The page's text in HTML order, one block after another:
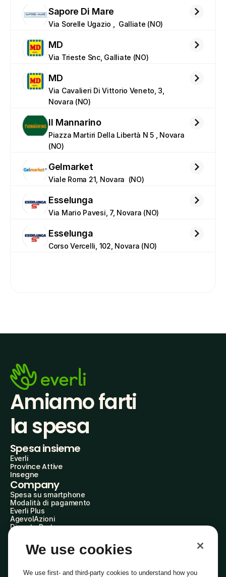
Sapore Di Mare
Via Sorelle Ugazio ,  Galliate (NO)
MD
Via Trieste Snc, Galliate (NO)
MD
Via Cavalieri Di Vittorio Veneto, 3,
Novara (NO)
Il Mannarino
Piazza Martiri Della Libertà N 5 , Novara
(NO)
Gelmarket
Viale Roma 21, Novara  (NO)
Esselunga
Via Mario Pavesi, 7, Novara (NO)
Esselunga
Corso Vercelli, 102, Novara (NO)
Amiamo farti
la spesa
Spesa insieme
Everli
Province Attive
Insegne
Company
Spesa su smartphone
Modalità di pagamento
Everli Plus
AgevolAzioni
Diventa Partner
Everli Shoppers
About Us
Everli News
We use cookies
We use first- and third-party cookies to understand how you